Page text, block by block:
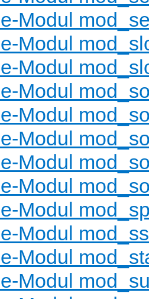
Modul
Modul
Modul
Modul
Modul
Modul
Modul
Modul
Modul
Modul
Modul
Modul